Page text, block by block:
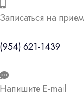
Записаться на прием
(954) 621-1439
Напишите E-mail